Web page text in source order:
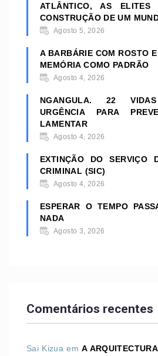
ATLÂNTICO, AS
CONSTRUÇÃO DE UM
Agosto 5, 2026
A BARBÁRIE COM ROSTO
MEMÓRIA COMO PADRÃO
Agosto 4, 2026
NGANGULA. 22
URGÊNCIA PARA
LAMENTAR
Agosto 4, 2026
EXTINÇÃO DO SERVIÇO
CRIMINAL (SIC)
Agosto 4, 2026
ESPERAR O TEMPO
NADA
Agosto 3, 2026
Comentários recentes
Sai Kizua emA